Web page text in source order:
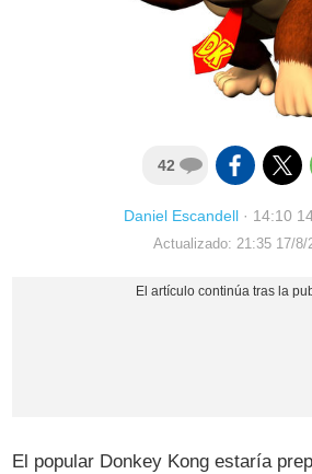
42
Daniel Escandell · 14:10
Actualizado: 21:35 17/8/
El popular Donkey Kong estaría